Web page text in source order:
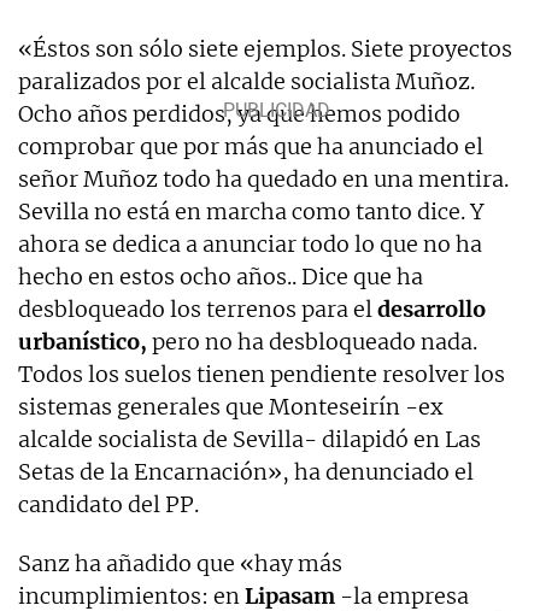
«Éstos son sólo siete ejemplos. Siete proyectos
paralizados por el alcalde socialista Muñoz.
Ocho años perdidos, ya que hemos podido
comprobar que por más que ha anunciado el
señor Muñoz todo ha quedado en una mentira.
Sevilla no está en marcha como tanto dice. Y
ahora se dedica a anunciar todo lo que no ha
hecho en estos ocho años.. Dice que ha
desbloqueado los terrenos para eldesarrollo
urbanístico, pero no ha desbloqueado nada.
Todos los suelos tienen pendiente resolver los
sistemas generales que Monteseirín -ex
alcalde socialista de Sevilla- dilapidó en Las
Setas de la Encarnación», ha denunciado el
candidato del PP.
Sanz ha añadido que «hay más
incumplimientos: enLipasam -la empresa